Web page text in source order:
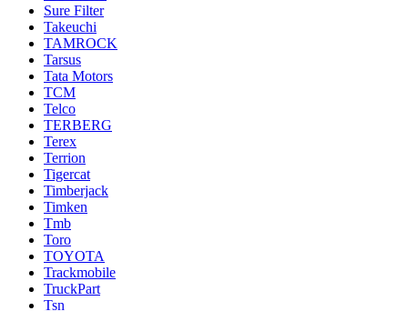
Sure Filter
Takeuchi
TAMROCK
Tarsus
Tata Motors
TCM
Telco
TERBERG
Terex
Terrion
Tigercat
Timberjack
Timken
Tmb
Toro
TOYOTA
Trackmobile
TruckPart
Tsn